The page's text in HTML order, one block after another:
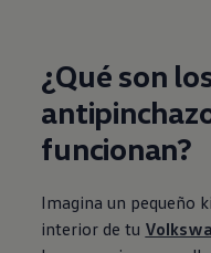
¿Qué son
funcionan?
Imagina un pequeño
interior de tu